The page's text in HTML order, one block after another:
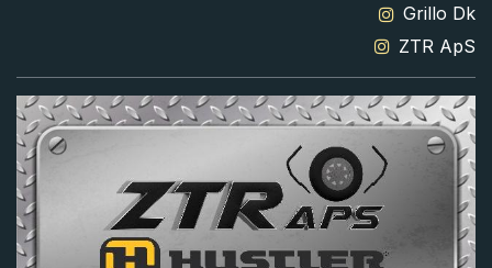
Grillo Dk
ZTR ApS